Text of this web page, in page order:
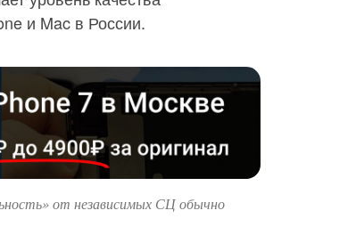
и Mac в России.
от независимых СЦ обычно